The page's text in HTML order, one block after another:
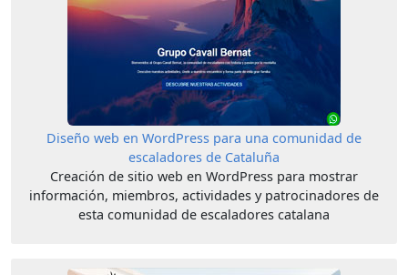
Diseño web en WordPress para una comunidad de
escaladores de Cataluña
Creación de sitio web en WordPress para mostrar
información, miembros, actividades y patrocinadores de
esta comunidad de escaladores catalana